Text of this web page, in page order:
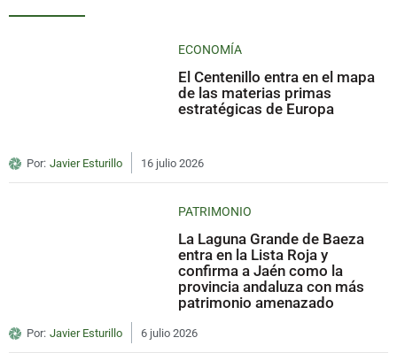
ECONOMÍA
El Centenillo entra en el mapa
de las materias primas
estratégicas de Europa
Por: Javier Esturillo 16 julio 2026
PATRIMONIO
La Laguna Grande de Baeza
entra en la Lista Roja y
confirma a Jaén como la
provincia andaluza con más
patrimonio amenazado
Por: Javier Esturillo 6 julio 2026